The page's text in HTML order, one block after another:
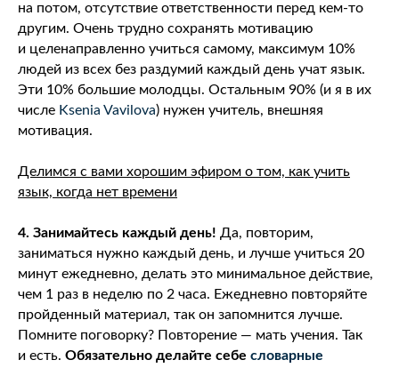
на потом, отсутствие ответственности перед кем-то
другим. Очень трудно сохранять мотивацию
и целенаправленно учиться самому, максимум 10%
людей из всех без раздумий каждый день учат язык.
Эти 10% большие молодцы. Остальным 90% (и я в их
числе Ksenia Vavilova) нужен учитель, внешняя
мотивация.
Делимся с вами хорошим эфиром о том, как учить
язык, когда нет времени
4. Занимайтесь каждый день! Да, повторим,
заниматься нужно каждый день, и лучше учиться 20
минут ежедневно, делать это минимальное действие,
чем 1 раз в неделю по 2 часа. Ежедневно повторяйте
пройденный материал, так он запомнится лучше.
Помните поговорку? Повторение — мать учения. Так
и есть. Обязательно делайте себе словарные